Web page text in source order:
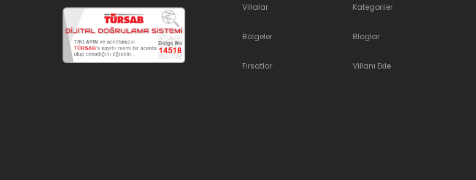
Villalar Kategoriler
Bölgeler Bloglar
Fırsatlar Villanı Ekle